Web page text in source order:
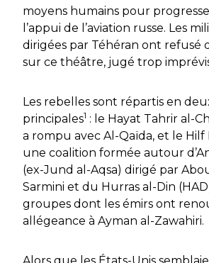
moyens humains pour
l’appui de l’aviation russe. Les
dirigées par Téhéran ont refusé
sur ce théâtre, jugé trop
Les rebelles sont répartis en
principales1 : le Hayat Tahrir al-
a rompu avec Al-Qaïda, et le Hilf
une coalition formée autour
(ex-Jund al-Aqsa) dirigé par
Sarmini et du Hurras al-Din
groupes dont les émirs ont
allégeance à Ayman al-Zawahiri.